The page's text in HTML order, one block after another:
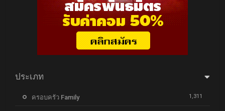
ประเภท
ครอบครัว Family 1,311